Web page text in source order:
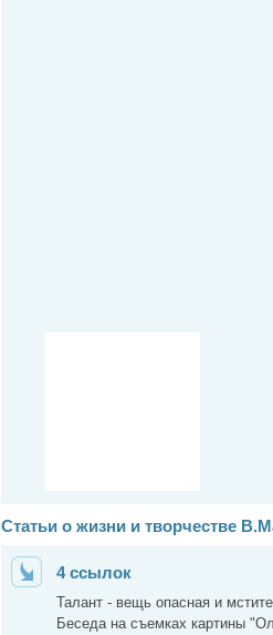
Статьи о жизни и творчестве
4 ссылок
Талант - вещь опасная и
Беседа на съемках картины